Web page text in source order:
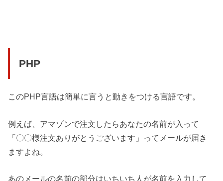
PHP
このPHP言語は簡単に言うと動きをつける言語です。
例えば、アマゾンで注文したらあなたの名前が入って
「〇〇様注文ありがとうございます」ってメールが届き
ますよね。
あのメールの名前の部分はいちいち人が名前を入力して